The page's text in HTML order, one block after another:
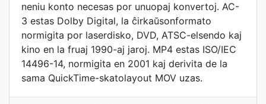
neniu konto necesas por unuopaj konvertoj. AC-
3 estas Dolby Digital, la ĉirkaŭsonformato
normigita por laserdisko, DVD, ATSC-elsendo kaj
kino en la fruaj 1990-aj jaroj. MP4 estas ISO/IEC
14496-14, normigita en 2001 kaj derivita de la
sama QuickTime-skatolayout MOV uzas.